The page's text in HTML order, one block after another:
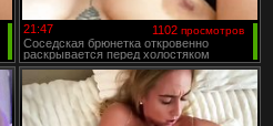
21:47 1102 просмотров
Соседская брюнетка откровенно
раскрывается перед холостяком